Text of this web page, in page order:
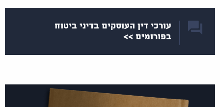
עורכי דין העוסקים בדיני ביטוח
בפורומים >>